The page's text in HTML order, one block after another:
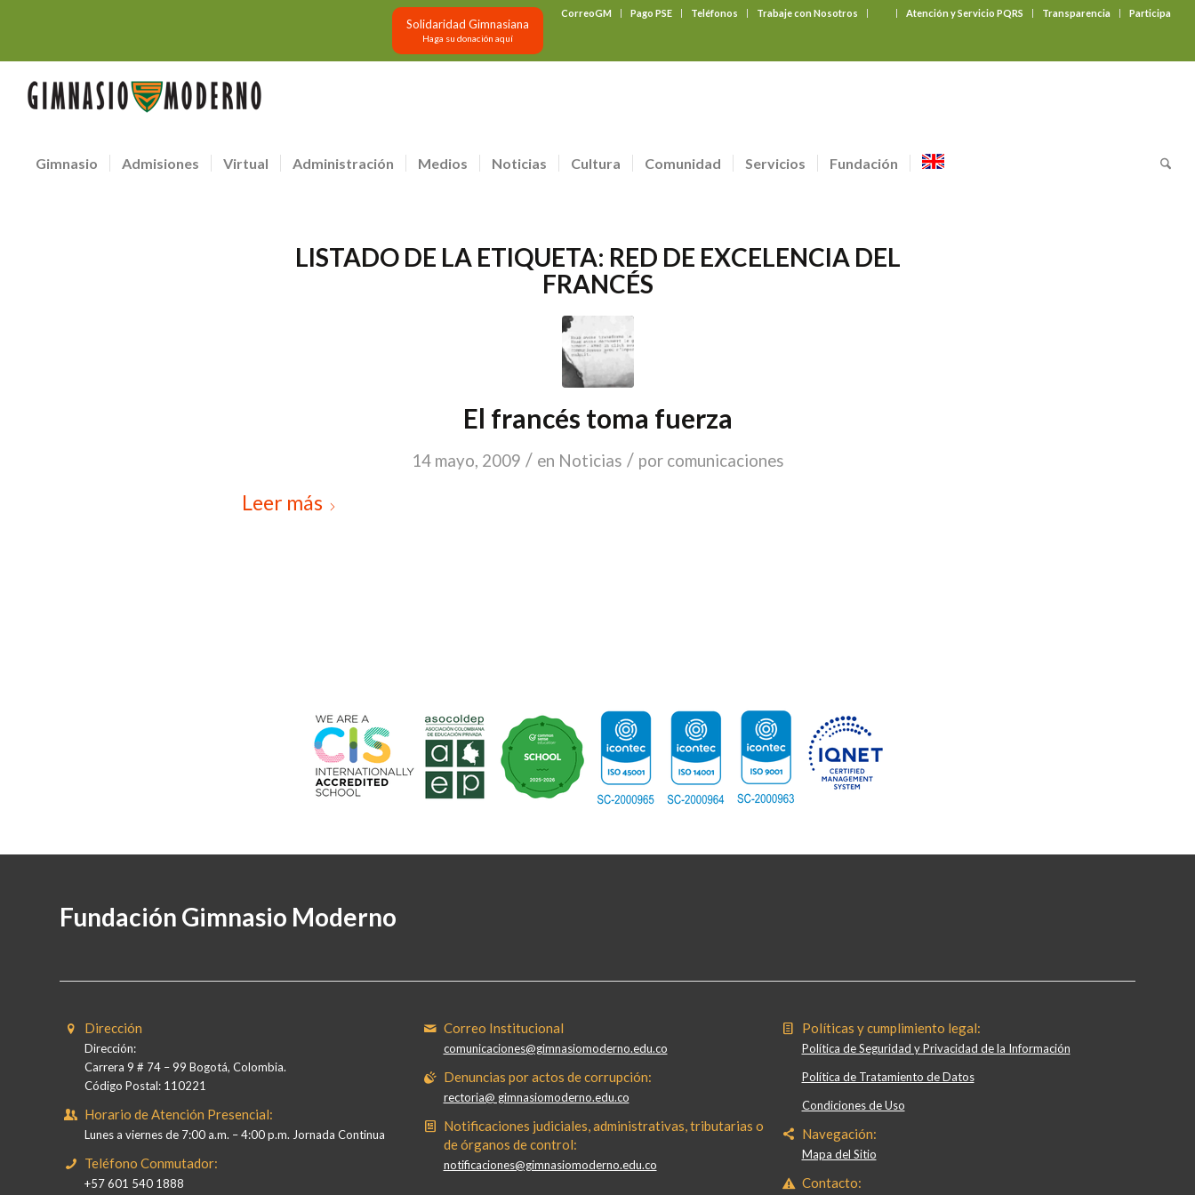
CorreoGM Pago PSE Teléfonos Trabaje con Nosotros Atención y Servicio PQRS Transparencia Participa
Solidaridad Gimnasiana
Haga su donación aquí
Gimnasio Admisiones Virtual Administración Medios Noticias Cultura Comunidad Servicios Fundación
LISTADO DE LA ETIQUETA: RED DE EXCELENCIA DEL
FRANCÉS
El francés toma fuerza
14 mayo, 2009 / en Noticias / por comunicaciones
Leer más
Fundación Gimnasio Moderno
Dirección
Dirección:
Carrera 9 # 74 – 99 Bogotá, Colombia.
Código Postal: 110221
Horario de Atención Presencial:
Lunes a viernes de 7:00 a.m. – 4:00 p.m. Jornada Continua
Teléfono Conmutador:
+57 601 540 1888
Correo Institucional
comunicaciones@gimnasiomoderno.edu.co
Denuncias por actos de corrupción:
rectoria@ gimnasiomoderno.edu.co
Notificaciones judiciales, administrativas, tributarias o
de órganos de control:
notificaciones@gimnasiomoderno.edu.co
Políticas y cumplimiento legal:
Política de Seguridad y Privacidad de la Información
Política de Tratamiento de Datos
Condiciones de Uso
Navegación:
Mapa del Sitio
Contacto: